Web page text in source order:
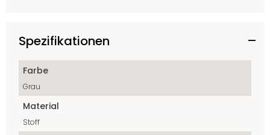
Spezifikationen
Farbe
Grau
Material
Stoff